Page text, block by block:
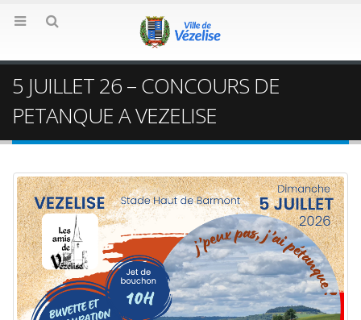
5 JUILLET 26 – CONCOURS DE
PETANQUE A VEZELISE